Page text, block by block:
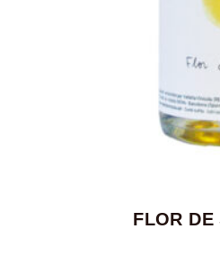
FLOR DE